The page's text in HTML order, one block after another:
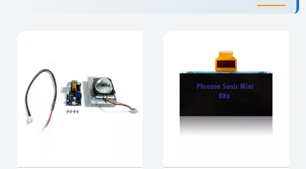
استفاده از مخزن رزین آلومینیومی باعث افزایش
کاهش داده و به حفظ کیفیت چاپ کمک می‌کند.
همچنین وجود خروجی مخصوص تخلیه رزین، فرآیند
تعویض یا نگهداری رزین را سریع‌تر و تمیزتر می‌کند.
مشخصات فنی
ابعاد خارجی:24.5 × 14.21 × 3.2 سانتی‌متر